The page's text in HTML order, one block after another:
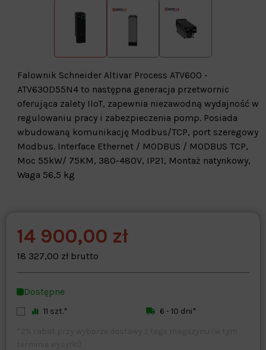
Falownik Schneider Altivar Process ATV600 -
ATV630D55N4 to następna generacja przetwornic
oferująca zalety IIoT, zapewnia niezawodną wydajność w
regulowaniu pracy i zabezpieczenia pomp. Posiada
wbudowaną komunikację Modbus/TCP, port szeregowy
Modbus. Interface Ethernet / MODBUS / MODBUS TCP,
Moc 55kW/ 75KM, 380-480V, IP21, Montaż natynkowy,
Waga 56,5 kg
Warehouse
opcjonalne
14 900,00 zł
18 327,00 zł brutto
Dostępne
11 szt.*
6 - 10 dni*